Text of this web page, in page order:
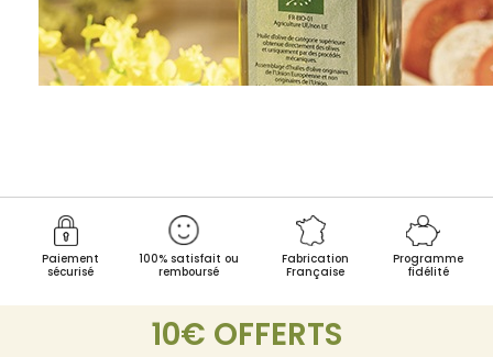
Paiement
sécurisé
100% satisfait ou
remboursé
Fabrication
Française
Programme
fidélité
10€ OFFERTS